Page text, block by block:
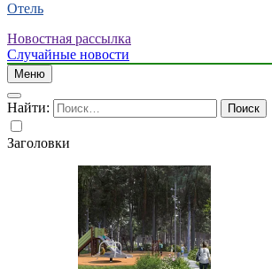
Отель
Новостная рассылка
Случайные новости
Меню
Найти:
Заголовки